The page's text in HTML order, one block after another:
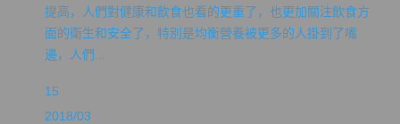
提高，人們對健康和飲食也看的更重了，也更加關注飲食方
面的衛生和安全了，特別是均衡營養被更多的人掛到了嘴
邊，人們...
15
2018/03